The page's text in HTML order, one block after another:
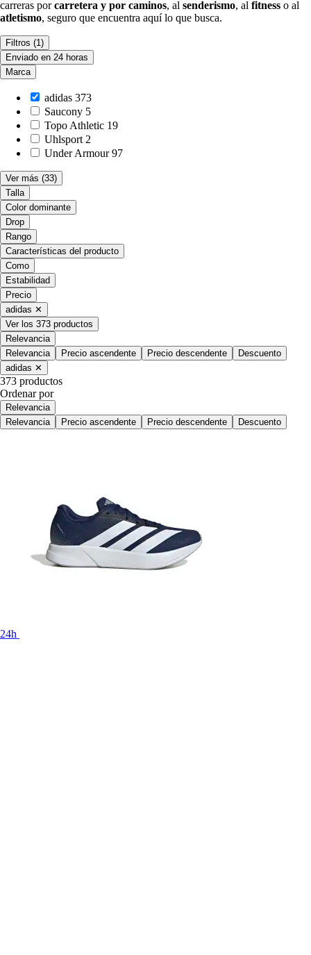
carreras porcarretera y por caminos, al senderismo, al fitness o al
atletismo, seguro que encuentra aquí lo que busca.
Filtros (1)
Enviado en 24 horas
Marca
adidas 373
Saucony 5
Topo Athletic 19
Uhlsport 2
Under Armour 97
Ver más (33)
Talla
Color dominante
Drop
Rango
Características del producto
Como
Estabilidad
Precio
adidas ✕
Ver los 373 productos
Relevancia
Relevancia
Precio ascendente Precio descendente
Descuento
adidas ✕
373 productos
Ordenar por
Relevancia
Relevancia
Precio ascendente Precio descendente Descuento
24h